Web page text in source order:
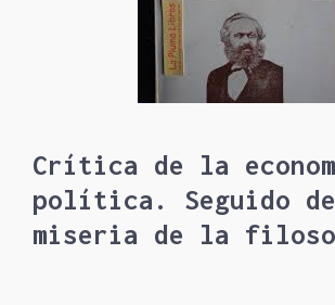
Crítica de la
política. Seguido
miseria de la